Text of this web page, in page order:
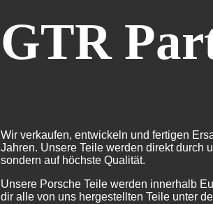
GTR
Wir verkaufen, entwickeln und fertigen
Jahren. Unsere Teile werden direkt durch
sondern auf höchste Qualität.
Unsere Porsche Teile werden innerhalb
dir alle von uns hergestellten Teile unter